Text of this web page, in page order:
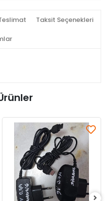
Taksit Seçenekleri